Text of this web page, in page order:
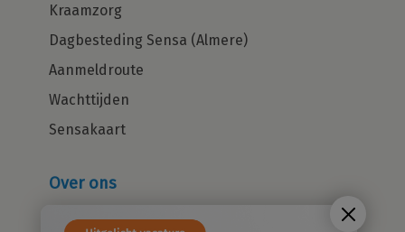
Kraamzorg
Dagbesteding Sensa (Almere)
Aanmeldroute
Wachttijden
Sensakaart
Over ons